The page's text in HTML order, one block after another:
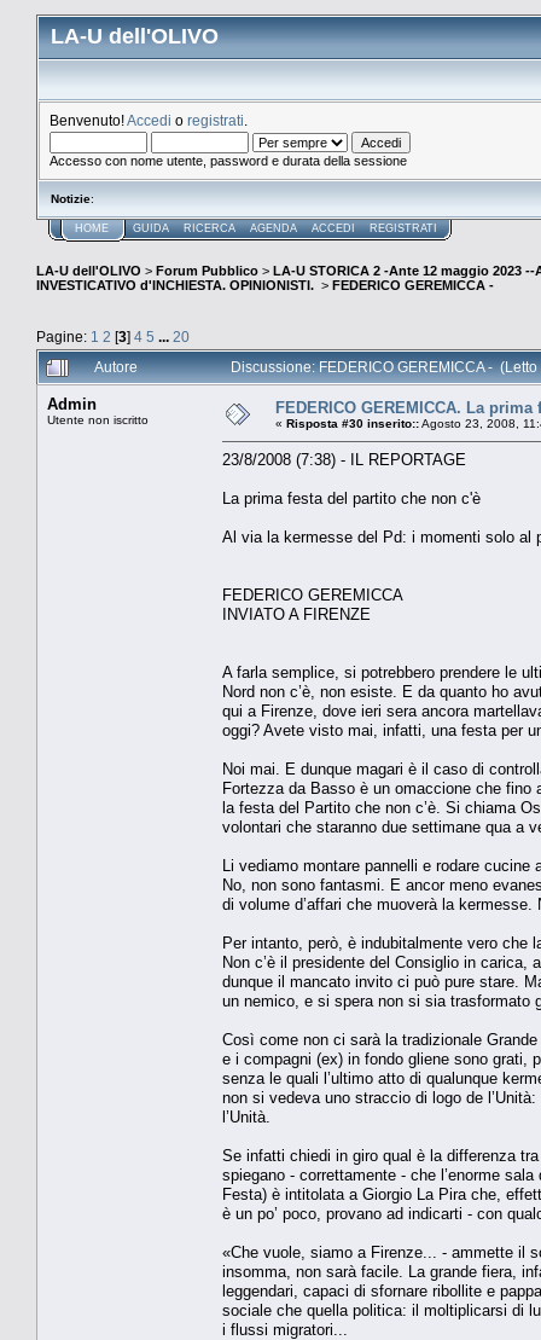
LA-U dell'OLIVO
Benvenuto!Accedi o registrati
Accesso con nome utente, password e durata della sessione
Notizie:
HOME GUIDA RICERCA AGENDA ACCEDI REGISTRATI
LA-U dell'OLIVO > Forum Pubblico > LA-U STORICA 2 -Ante 12 maggio 2023 --
INVESTICATIVO d'INCHIESTA. OPINIONISTI. > FEDERICO GEREMICCA -
Pagine: 1 2 [3] 4 5 ... 20
Autore
Discussione: FEDERICO GEREMICCA -
Admin
Utente non iscritto
FEDERICO GEREMICCA. La
« Risposta #30 inserito::Agosto 23, 2008,
23/8/2008 (7:38) - IL REPORTAGE
La prima festa del partito che non c'è
Al via la kermesse del Pd: i momenti solo al
FEDERICO GEREMICCA
INVIATO A FIRENZE
A farla semplice, si potrebbero prendere le
Nord non c’è, non esiste. E da quanto ho
qui a Firenze, dove ieri sera ancora
oggi? Avete visto mai, infatti, una festa per
Noi mai. E dunque magari è il caso di
Fortezza da Basso è un omaccione che fino
la festa del Partito che non c’è. Si chiama
volontari che staranno due settimane qua a
Li vediamo montare pannelli e rodare cucine
No, non sono fantasmi. E ancor meno
di volume d’affari che muoverà la
Per intanto, però, è indubitalmente vero che
Non c’è il presidente del Consiglio in
dunque il mancato invito ci può pure stare.
un nemico, e si spera non si sia trasformato
Così come non ci sarà la tradizionale
e i compagni (ex) in fondo gliene sono grati,
senza le quali l’ultimo atto di qualunque
non si vedeva uno straccio di logo de
l’Unità.
Se infatti chiedi in giro qual è la differenza
spiegano - correttamente - che l’enorme
Festa) è intitolata a Giorgio La Pira che,
è un po’ poco, provano ad indicarti - con
«Che vuole, siamo a Firenze... - ammette il
insomma, non sarà facile. La grande fiera,
leggendari, capaci di sfornare ribollite e
sociale che quella politica: il moltiplicarsi di
i flussi migratori...